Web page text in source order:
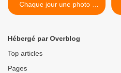
Chaque jour une photo -
Ladies Love Sear / Get
Hébergé par Overblog
Top articles
Pages